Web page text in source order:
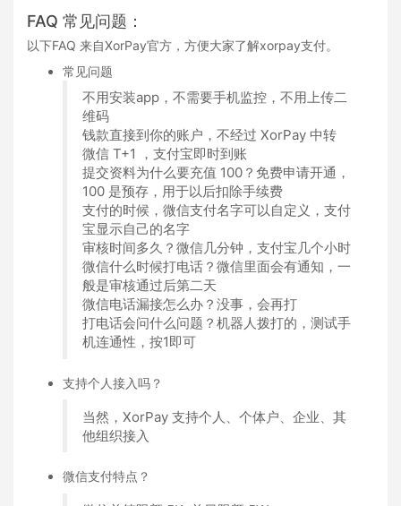
FAQ 常见问题：
以下FAQ 来自XorPay官方，方便大家了解xorpay支付。
常见问题
不用安装app，不需要手机监控，不用上传二
维码
钱款直接到你的账户，不经过 XorPay 中转
微信 T+1 ，支付宝即时到账
提交资料为什么要充值 100？免费申请开通，
100 是预存，用于以后扣除手续费
支付的时候，微信支付名字可以自定义，支付
宝显示自己的名字
审核时间多久？微信几分钟，支付宝几个小时
微信什么时候打电话？微信里面会有通知，一
般是审核通过后第二天
微信电话漏接怎么办？没事，会再打
打电话会问什么问题？机器人拨打的，测试手
机连通性，按1即可
支持个人接入吗？
当然，XorPay 支持个人、个体户、企业、其
他组织接入
微信支付特点？